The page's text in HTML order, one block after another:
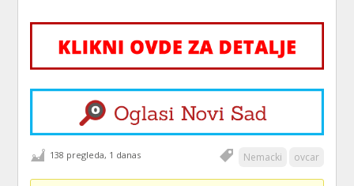
Nemacki ovcar
138 pregleda, 1 danas